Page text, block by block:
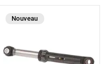
Nouveau